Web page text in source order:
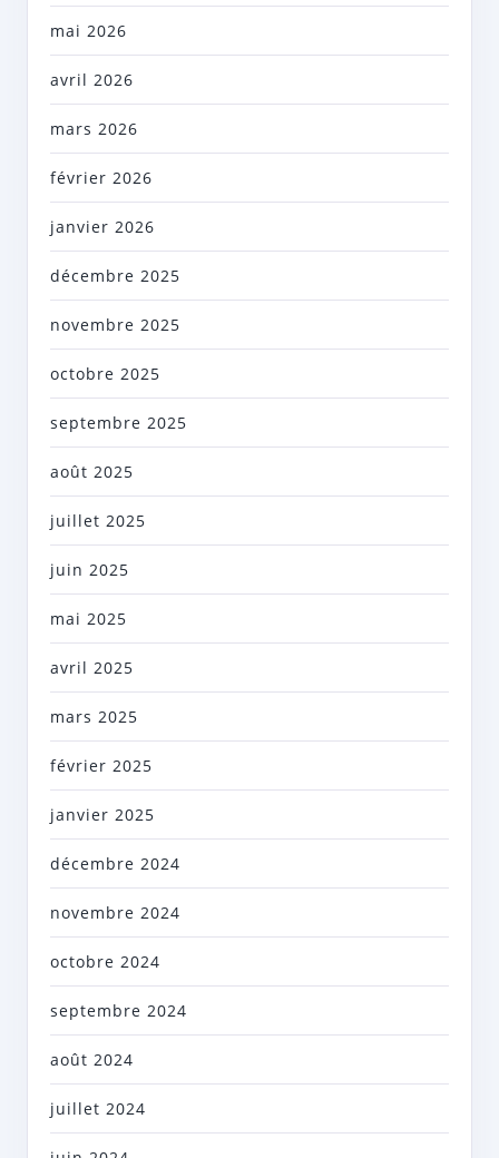
mai 2026
avril 2026
mars 2026
février 2026
janvier 2026
décembre 2025
novembre 2025
octobre 2025
septembre 2025
août 2025
juillet 2025
juin 2025
mai 2025
avril 2025
mars 2025
février 2025
janvier 2025
décembre 2024
novembre 2024
octobre 2024
septembre 2024
août 2024
juillet 2024